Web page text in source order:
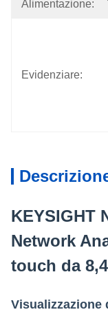
Alimentazione:
Evidenziare:
KEYSIGHT
Network
touch da
Visualizzazione